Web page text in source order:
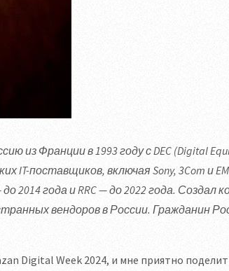
из Франции в 1993 году с DEC (Digital
IT-поставщиков, включая Sony, 3Com и
2014 года и RRC — до 2022 года. Создал
вендоров в России. Гражданин
Digital Week 2024, и мне приятно